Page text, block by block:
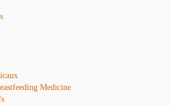
Medicine